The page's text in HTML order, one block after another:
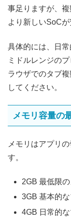
事足りますが、
より新しいSoCが
具体的には、日
ミドルレンジの
ラウザでのタブ
してください。
メモリ容量の
メモリはアプリ
す。
2GB 最低限
3GB 基本的
4GB 日常的